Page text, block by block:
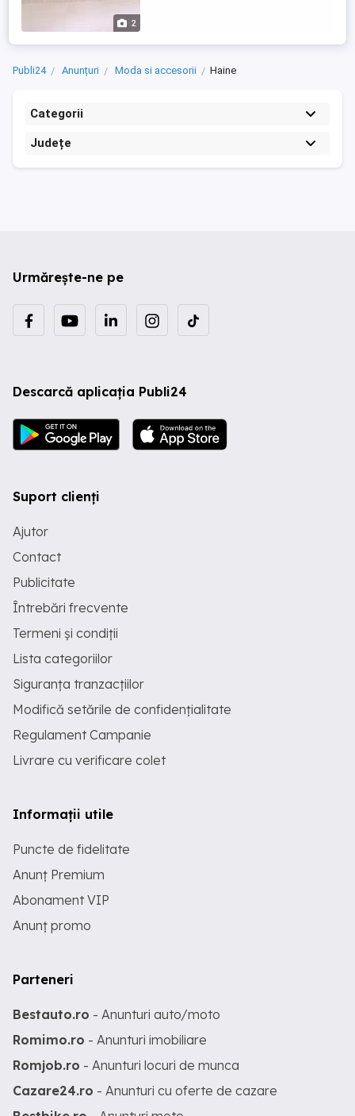
2
Publi24 Anunțuri Moda si accesorii Haine
Categorii
Județe
Urmărește-ne pe
Descarcă aplicația Publi24
Suport clienți
Ajutor
Contact
Publicitate
Întrebări frecvente
Termeni și condiții
Lista categoriilor
Siguranța tranzacțiilor
Modifică setările de confidențialitate
Regulament Campanie
Livrare cu verificare colet
Informații utile
Puncte de fidelitate
Anunț Premium
Abonament VIP
Anunț promo
Parteneri
Bestauto.ro - Anunturi auto/moto
Romimo.ro - Anunturi imobiliare
Romjob.ro - Anunturi locuri de munca
Cazare24.ro - Anunturi cu oferte de cazare